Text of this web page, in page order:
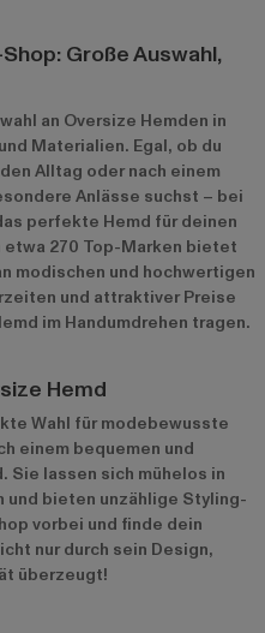
Große Auswahl,
an Oversize Hemden in
Materialien. Egal, ob du
Alltag oder nach einem
Anlässe suchst – bei
perfekte Hemd für deinen
270 Top-Marken bietet
modischen und hochwertigen
und attraktiver Preise
im Handumdrehen tragen.
Hemd
Wahl für modebewusste
einem bequemen und
lassen sich mühelos in
bieten unzählige Styling-
vorbei und finde dein
nur durch sein Design,
überzeugt!